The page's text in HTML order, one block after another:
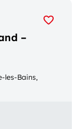
–
les-Bains,